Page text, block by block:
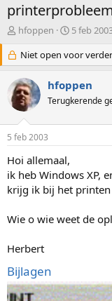
printerprobleem
O
d
e
r
w
e
p
s
t
a
r
t
r
hfoppen
S
a
r
d
a
m
5 feb
Niet open voor
hfoppen
Terugkerende
5 feb 2003
Hoi allemaal,
ik heb Windows XP,
krijg ik bij het
Wie o wie weet de
Herbert
Bijlagen